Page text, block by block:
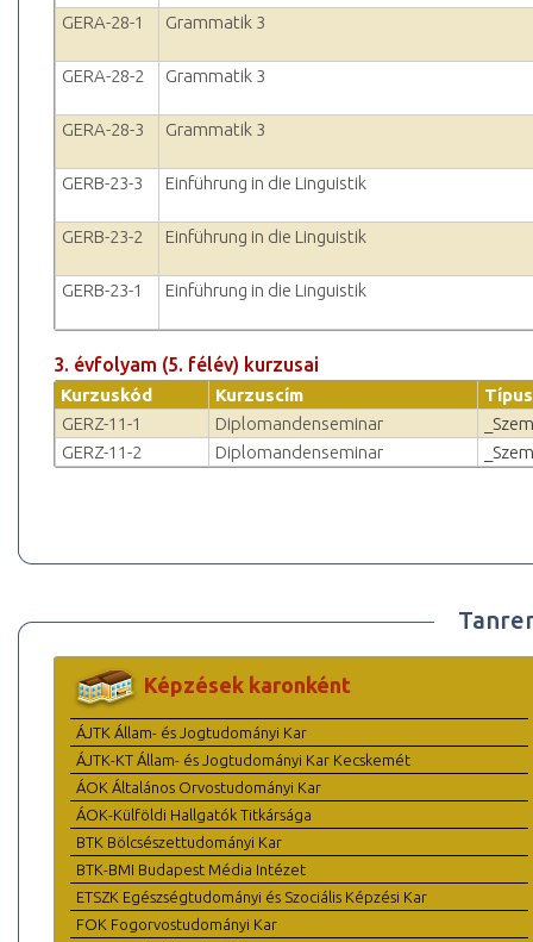
GERA-28-1 Grammatik 3
GERA-28-2 Grammatik 3
GERA-28-3 Grammatik 3
GERB-23-3 Einführung in die Linguistik
GERB-23-2 Einführung in die Linguistik
GERB-23-1 Einführung in die Linguistik
3. évfolyam (5. félév) kurzusai
Kurzuskód Kurzuscím
Típus
GERZ-11-1
Diplomandenseminar
GERZ-11-2
Diplomandenseminar
Képzések karonként
ÁJTK Állam- és Jogtudományi Kar
ÁJTK-KT Állam- és Jogtudományi Kar Kecskemét
ÁOK Általános Orvostudományi Kar
ÁOK-Külföldi Hallgatók Titkársága
BTK Bölcsészettudományi Kar
BTK-BMI Budapest Média Intézet
ETSZK Egészségtudományi és Szociális Képzési Kar
FOK Fogorvostudományi Kar